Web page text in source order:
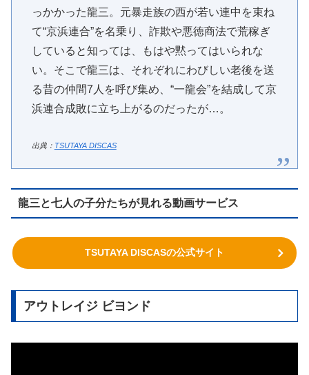
っかかった龍三。元暴走族の西が若い連中を束ね
て“京浜連合”を名乗り、詐欺や悪徳商法で荒稼ぎ
していると知っては、もはや黙ってはいられな
い。そこで龍三は、それぞれにわびしい老後を送
る昔の仲間7人を呼び集め、“一龍会”を結成して京
浜連合成敗に立ち上がるのだったが…。
出典： TSUTAYA DISCAS
龍三と七人の子分たちが見れる動画サービス
TSUTAYA DISCASの公式サイト
アウトレイジ ビヨンド